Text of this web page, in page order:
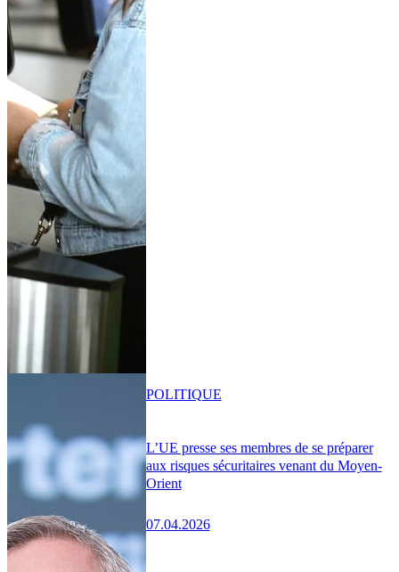
L’UE presse ses membres de se préparer
aux risques sécuritaires venant du Moyen-
Orient
07.04.2026
POLITIQUE